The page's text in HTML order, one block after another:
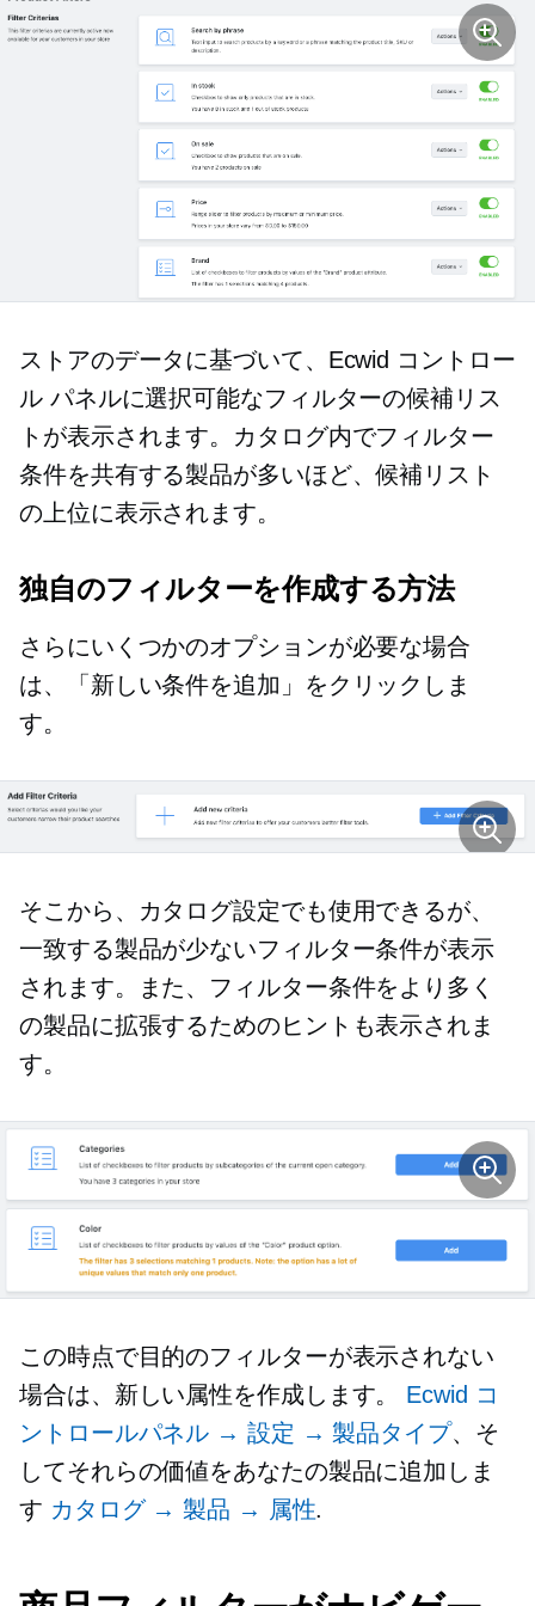
ストアのデータに基づいて、Ecwid コントロー
ル パネルに選択可能なフィルターの候補リス
トが表示されます。カタログ内でフィルター
条件を共有する製品が多いほど、候補リスト
の上位に表示されます。
独自のフィルターを作成する方法
さらにいくつかのオプションが必要な場合
は、「新しい条件を追加」をクリックしま
す。
そこから、カタログ設定でも使用できるが、
一致する製品が少ないフィルター条件が表示
されます。また、フィルター条件をより多く
の製品に拡張するためのヒントも表示されま
す。
この時点で目的のフィルターが表示されない
場合は、新しい属性を作成します。 Ecwid コ
ントロールパネル → 設定 → 製品タイプ、そ
してそれらの価値をあなたの製品に追加しま
す カタログ → 製品 → 属性.